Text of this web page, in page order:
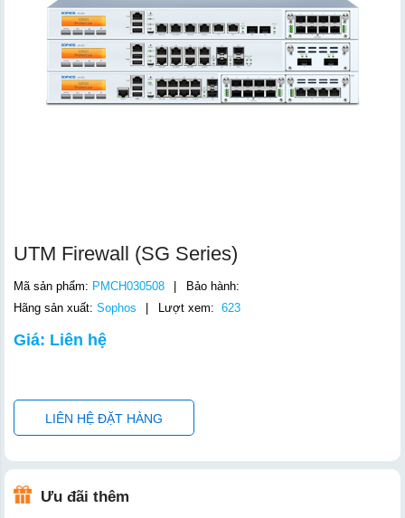
UTM Firewall (SG Series)
Mã sản phẩm: PMCH030508
Bảo hành:
Hãng sản xuất: Sophos Lượt xem: 623
Giá: Liên hệ
LIÊN HỆ ĐẶT HÀNG
Ưu đãi thêm